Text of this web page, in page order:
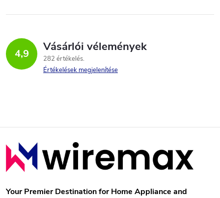
s
a
i
n
y
í
t
4,9 Vásárlói vélemények
282 értékelés
Értékelések megjelenítése
L
á
bYour Premier Destination for Home Appliance and